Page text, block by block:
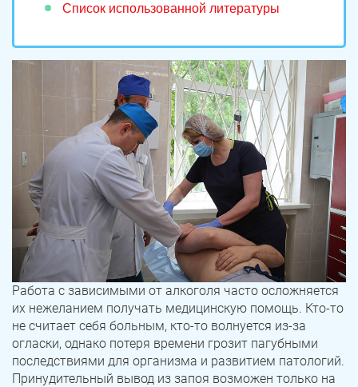
Список использованной литературы
Работа с зависимыми от алкоголя часто осложняется
их нежеланием получать медицинскую помощь. Кто-то
не считает себя больным, кто-то волнуется из-за
огласки, однако потеря времени грозит пагубными
последствиями для организма и развитием патологий.
Принудительный вывод из запоя возможен только на